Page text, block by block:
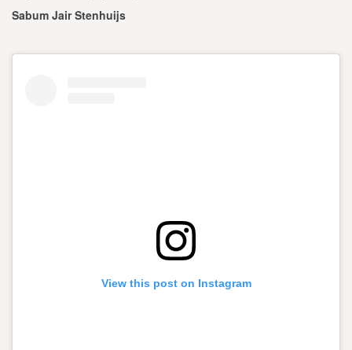
Sabum Jair Stenhuijs
View this post on Instagram